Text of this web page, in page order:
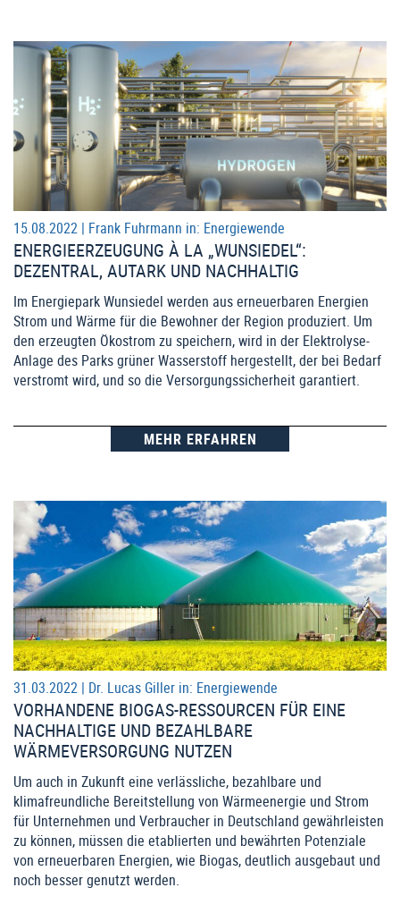
15.08.2022 | Frank Fuhrmann in: Energiewende
ENERGIEERZEUGUNG À LA „WUNSIEDEL“:
DEZENTRAL, AUTARK UND NACHHALTIG
Im Energiepark Wunsiedel werden aus erneuerbaren Energien
Strom und Wärme für die Bewohner der Region produziert. Um
den erzeugten Ökostrom zu speichern, wird in der Elektrolyse-
Anlage des Parks grüner Wasserstoff hergestellt, der bei Bedarf
verstromt wird, und so die Versorgungssicherheit garantiert.
MEHR ERFAHREN
31.03.2022 | Dr. Lucas Giller in: Energiewende
VORHANDENE BIOGAS-RESSOURCEN FÜR EINE
NACHHALTIGE UND BEZAHLBARE
WÄRMEVERSORGUNG NUTZEN
Um auch in Zukunft eine verlässliche, bezahlbare und
klimafreundliche Bereitstellung von Wärmeenergie und Strom
für Unternehmen und Verbraucher in Deutschland gewährleisten
zu können, müssen die etablierten und bewährten Potenziale
von erneuerbaren Energien, wie Biogas, deutlich ausgebaut und
noch besser genutzt werden.